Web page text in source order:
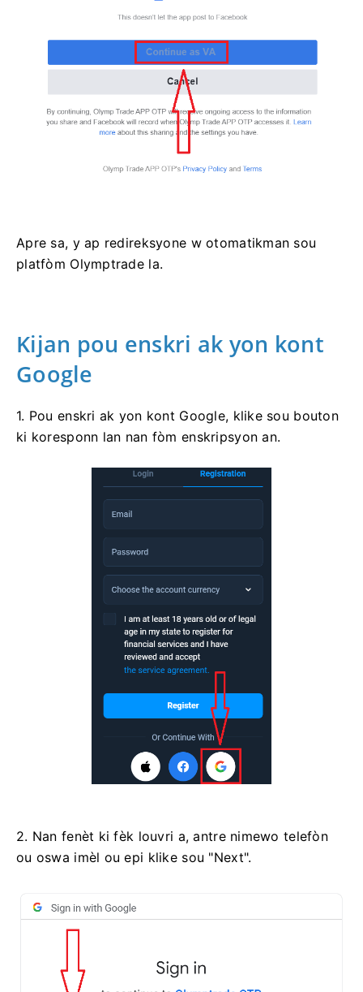
Apre sa, y ap redireksyone w otomatikman sou
platfòm Olymptrade la.
Kijan pou enskri ak yon kont
Google
1. Pou enskri ak yon kont Google, klike sou bouton
ki koresponn lan nan fòm enskripsyon an.
2. Nan fenèt ki fèk louvri a, antre nimewo telefòn
ou oswa imèl ou epi klike sou "Next".